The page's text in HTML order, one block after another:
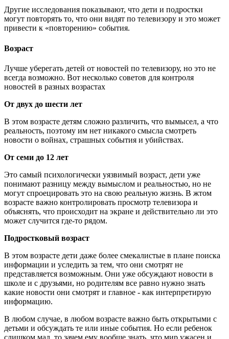
Другие исследования показывают, что дети и подростки
могут повторять то, что они видят по телевизору и это может
привести к «повторению» события.
Возраст
Лучше уберегать детей от новостей по телевизору, но это не
всегда возможно. Вот несколько советов для контроля
новостей в разных возрастах
От двух до шести лет
В этом возрасте детям сложно различить, что вымысел, а что
реальность, поэтому им нет никакого смысла смотреть
новости о войнах, страшных события и убийствах.
От семи до 12 лет
Это самый психологически уязвимый возраст, дети уже
понимают разницу между вымыслом и реальностью, но не
могут спроецировать это на свою реальную жизнь. В жтом
возрасте важно контролировать просмотр телевизора и
объяснять, что происходит на экране и действительно ли это
может случится где-то рядом.
Подростковый возраст
В этом возрасте дети даже более смекалистые в плане поиска
информации и уследить за тем, что они смотрят не
представляется возможным. Они уже обсуждают новости в
школе и с друзьями, но родителям все равно нужно знать
какие новости они смотрят и главное - как интерпретирую
информацию.
В любом случае, в любом возрасте важно быть открытыми с
детьми и обсуждать те или иные события. Но если ребенок
слишком мал, то зачем ему вообще знать, что мир ужасен и